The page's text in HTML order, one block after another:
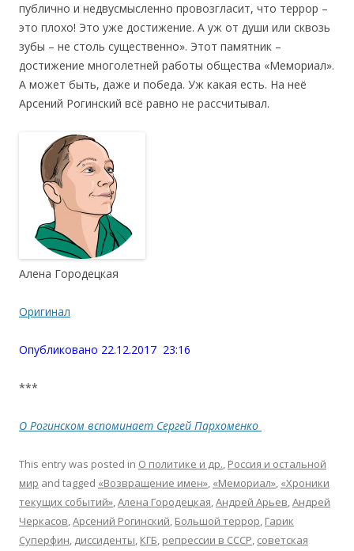
публично и недвусмысленно провозгласит, что террор –
это плохо! Это уже достижение. А уж от души или сквозь
зубы – не столь существенно». Этот памятник –
достижение многолетней работы общества «Мемориал».
А может быть, даже и победа. Уж какая есть. На неё
Арсений Рогинский всё равно не рассчитывал.
Алена Городецкая
Оригинал
Опубликовано 22.12.2017 23:16
***
О Рогинском вспоминает Сергей Пархоменко
This entry was posted in О политике и др., Россия и остальной
мир and tagged «Возвращение имен», «Мемориал», «Хроники
текущих событий»,Алена Городецкая,Андрей Арьев,Андрей
Черкасов,Арсений Рогинский, Большой террор, Гарик
Суперфин, диссиденты, КГБ, репрессии в СССР, советская